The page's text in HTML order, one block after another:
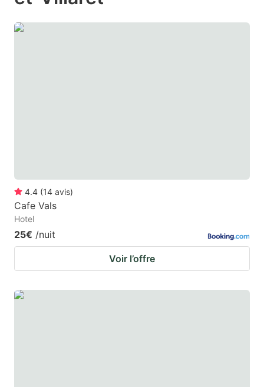
4.4 (14 avis)
Cafe Vals
Hotel
25€ /nuit
Voir l’offre